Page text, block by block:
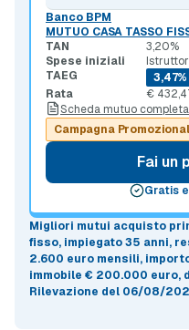
Banco BPM
MUTUO CASA TASSO
TAN
3,20%
Spese iniziali
TAEG
3,47%
Rata
€
Scheda mutuo completa
Campagna
Fai un
Gratis
Migliori mutui acquisto
fisso, impiegato 35 anni,
2.600 euro mensili,
immobile € 200.000 euro,
Rilevazione del 06/08/